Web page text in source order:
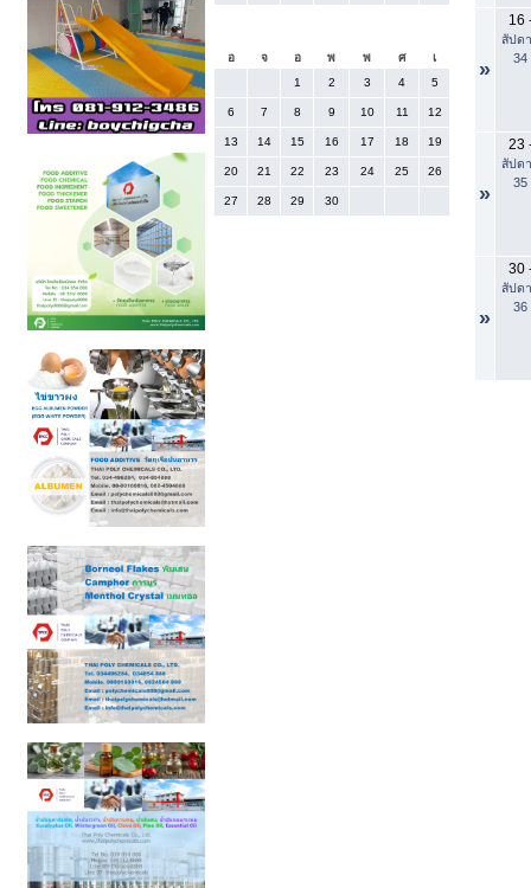
อ จ อ พ พ ศ
เ
1
2 3 4 5
6 7 8 9 10 11 12
13 14 15 16 17 18 19
20 21 22 23 24 25 26
27 28 29 30
»
16
สัปด
34
»
23
สัปด
35
»
30
สัปด
36